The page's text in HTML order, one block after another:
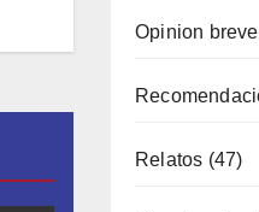
Opinion breve
Relatos (47)